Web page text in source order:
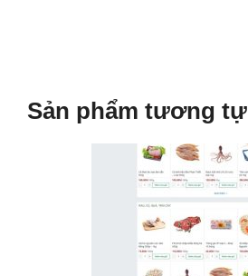
Sản phẩm tương tự